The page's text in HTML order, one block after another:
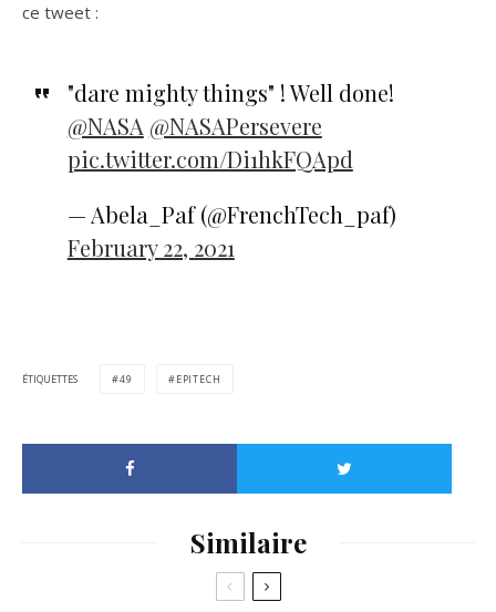
ce tweet :
"dare mighty things" ! Well done!
@NASA @NASAPersevere
pic.twitter.com/Di1hkFQApd
— Abela_Paf (@FrenchTech_paf)
February 22, 2021
ÉTIQUETTES 49 EPITECH
Similaire